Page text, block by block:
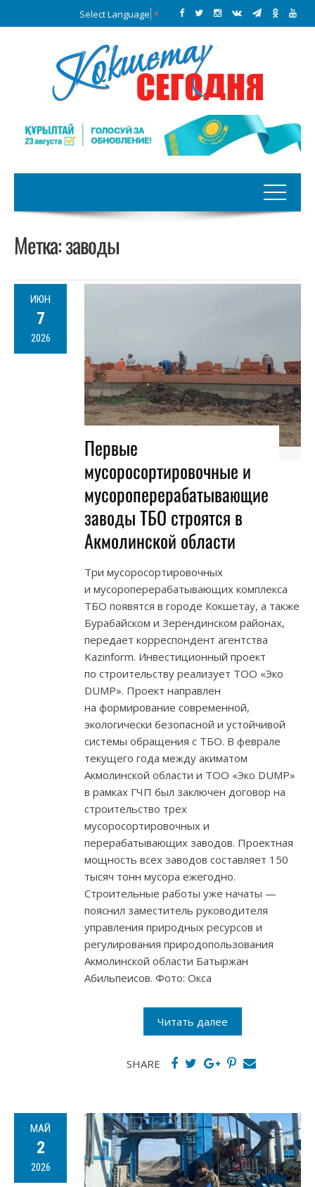
Select Language ▼
Метка:заводы
ИЮН
7
2026
Первые
мусоросортировочные и
мусороперерабатывающие
заводы ТБО строятся в
Акмолинской области
Три мусоросортировочных
и мусороперерабатывающих комплекса
ТБО появятся в городе Кокшетау, а также
Бурабайском и Зерендинском районах,
передает корреспондент агентства
Kazinform. Инвестиционный проект
по строительству реализует ТОО «Эко
DUMP». Проект направлен
на формирование современной,
экологически безопасной и устойчивой
системы обращения с ТБО. В феврале
текущего года между акиматом
Акмолинской области и ТОО «Эко DUMP»
в рамках ГЧП был заключен договор на
строительство трех
мусоросортировочных и
перерабатывающих заводов. Проектная
мощность всех заводов составляет 150
тысяч тонн мусора ежегодно.
Строительные работы уже начаты —
пояснил заместитель руководителя
управления природных ресурсов и
регулирования природопользования
Акмолинской области Батыржан
Абильпеисов. Фото: Окса
Читать далее
SHARE
МАЙ
2
2026